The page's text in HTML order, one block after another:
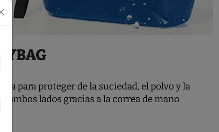
para proteger de la suciedad, el polvo y la
ambos lados gracias a la correa de mano